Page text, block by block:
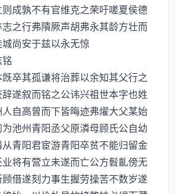
孰不有官维克之荣吁嗟夏侯德
之行弗隤厥声胡弗永其龄方壮而
尚安于兹以永无惊
其孤谦将治葬以余知其父行之
遂叙而铭之公讳兴祖世本字也姓
自高曾而下皆晦迹弗燿大父某始
池州青阳丞父原潾母顾氏公自幼
青阳君宦游青阳卒贫不能归留金
将有营立未遂而亡公方髫齓傍无
借遂刻力事生握劳操苦不数岁遂